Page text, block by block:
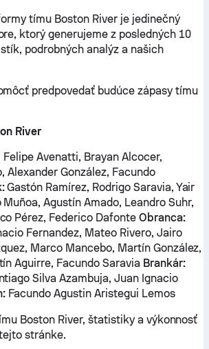
tímu Boston River je jedinečný
ktorý generujeme z posledných 10
podrobných analýz a našich
predpovedať budúce zápasy tímu
River
Avenatti, Brayan Alcocer,
Alexander González, Facundo
Gastón Ramírez, Rodrigo Saravia, Yair
Agustín Amado, Leandro Suhr,
Pérez, Federico Dafonte Obranca:
Fernandez, Mateo Rivero, Jairo
Marco Mancebo, Martín González,
Aguirre, Facundo Saravia Brankár:
Silva Azambuja, Juan Ignacio
Facundo Agustin Aristegui Lemos
Boston River, štatistiky a výkonnosť
stránke.